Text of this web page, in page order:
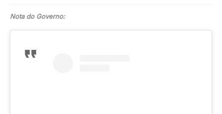
Nota do Governo: